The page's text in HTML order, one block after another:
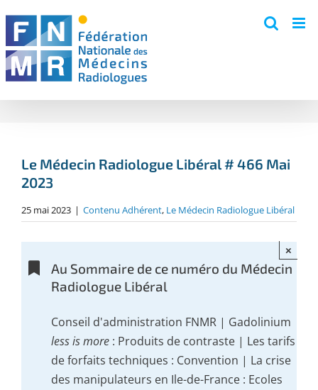
content
Le Médecin Radiologue Libéral # 466 Mai
2023
25 mai 2023 | Contenu Adhérent, Le Médecin Radiologue Libéral
Au Sommaire de ce numéro du Médecin
Radiologue Libéral
Conseil d'administration FNMR | Gadolinium
less is more : Produits de contraste | Les tarifs
de forfaits techniques : Convention | La crise
des manipulateurs en Ile-de-France : Ecoles
×